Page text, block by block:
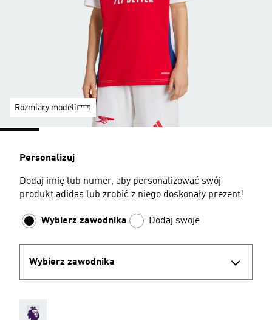
Rozmiary modeli
Personalizuj
Dodaj imię lub numer, aby personalizować swój
produkt adidas lub zrobić z niego doskonały prezent!
Wybierz zawodnika Dodaj swoje
Wybierz zawodnika